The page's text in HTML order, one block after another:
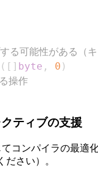
可能性がある（
( [ ] byte , 0 )
操作
ティブの支援
コンパイラの最適
ださい）。